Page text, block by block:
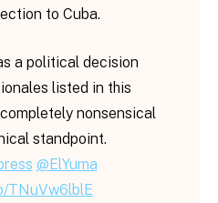
to Cuba.
a political decision
listed in this
nonsensical
standpoint.
@ElYuma
TNuVw6lblE